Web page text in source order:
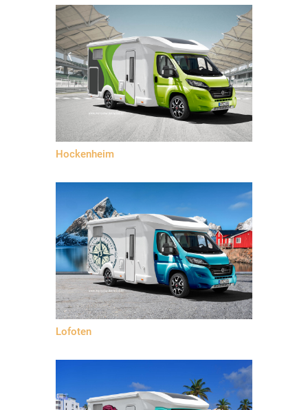
Hockenheim
Lofoten